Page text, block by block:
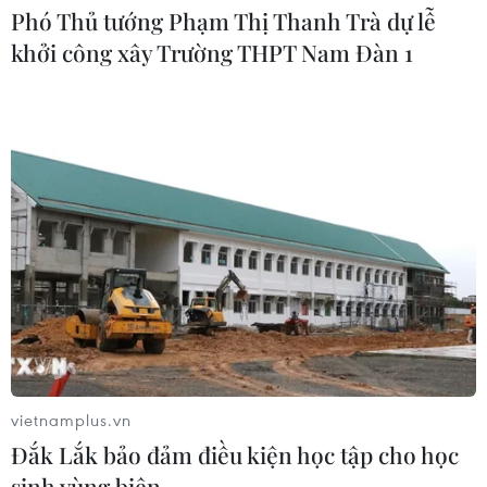
Xem thêm
CƠ QUAN CHỦ QUẢN: THÔNG TẤN XÃ VIỆT NAM
Tổng Biên tập: TRẦN TIẾN DUẨN
Phó Tổng Biên tập: NGUYỄN THỊ TÁM, KHÚC THANH
THỦY
Sở hữu trí tuệ
Quy định sử dụng
RSS
Ngôn ngữ
TTXVN
Phó Thủ tướng Phạm Thị Thanh Trà dự lễ
khởi công xây Trường THPT Nam Đàn 1
vietnamplus.vn
Đắk Lắk bảo đảm điều kiện học tập cho học